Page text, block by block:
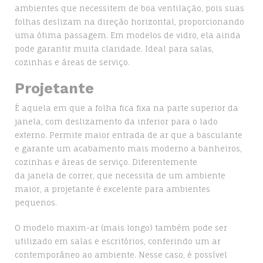
ambientes que necessitem de boa ventilação, pois suas
folhas deslizam na direção horizontal, proporcionando
uma ótima passagem. Em modelos de vidro, ela ainda
pode garantir muita claridade. Ideal para salas,
cozinhas e áreas de serviço.
Projetante
É aquela em que a folha fica fixa na parte superior da
janela, com deslizamento da inferior para o lado
externo. Permite maior entrada de ar que a basculante
e garante um acabamento mais moderno a banheiros,
cozinhas e áreas de serviço. Diferentemente
da janela de correr, que necessita de um ambiente
maior, a projetante é excelente para ambientes
pequenos.
O modelo maxim-ar (mais longo) também pode ser
utilizado em salas e escritórios, conferindo um ar
contemporâneo ao ambiente. Nesse caso, é possível